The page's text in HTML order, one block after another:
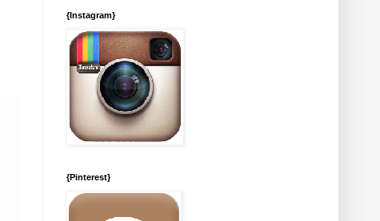
{Instagram}
{Pinterest}